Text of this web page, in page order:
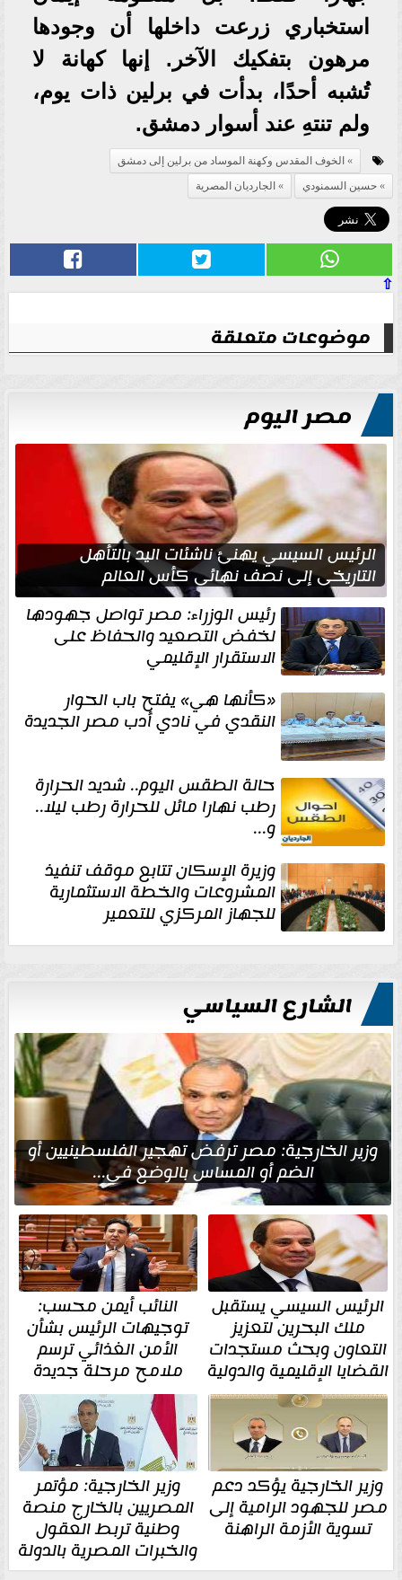
استخباري زرعت داخلها أن وجودها
مرهون بتفكيك الآخر. إنها كهانة لا
تُشبه أحدًا، بدأت في برلين ذات يوم،
ولم تنتهِ عند أسوار دمشق.
الخوف المقدس وكهنة الموساد من برلين إلى دمشق
حسين السمنودي
الجارديان المصرية
⇧
موضوعات متعلقة
مصر اليوم
الرئيس السيسي يهنئ ناشئات اليد بالتأهل
التاريخي إلى نصف نهائي كأس العالم
رئيس الوزراء: مصر تواصل جهودها
لخفض التصعيد والحفاظ على
الاستقرار الإقليمي
«كأنها هي» يفتح باب الحوار
النقدي في نادي أدب مصر الجديدة
حالة الطقس اليوم.. شديد الحرارة
رطب نهارا مائل للحرارة رطب ليلا..
و...
وزيرة الإسكان تتابع موقف تنفيذ
المشروعات والخطة الاستثمارية
للجهاز المركزي للتعمير
الشارع السياسي
وزير الخارجية: مصر ترفض تهجير الفلسطينيين أو
الضم أو المساس بالوضع في...
الرئيس السيسي يستقبل
ملك البحرين لتعزيز
التعاون وبحث مستجدات
القضايا الإقليمية والدولية
النائب أيمن محسب:
توجيهات الرئيس بشأن
الأمن الغذائي ترسم
ملامح مرحلة جديدة
وزير الخارجية يؤكد دعم
مصر للجهود الرامية إلى
تسوية الأزمة الراهنة
وزير الخارجية: مؤتمر
المصريين بالخارج منصة
وطنية تربط العقول
والخبرات المصرية بالدولة